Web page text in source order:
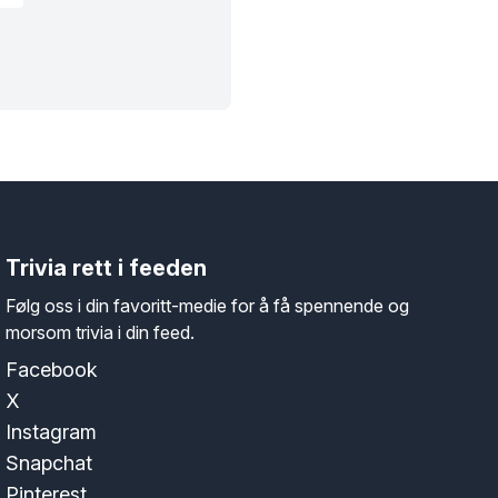
Trivia rett i feeden
Følg oss i din favoritt-medie for å få spennende og
morsom trivia i din feed.
Facebook
X
Instagram
Snapchat